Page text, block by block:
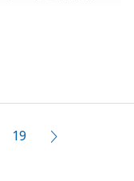
げます。
ますが、一つ一
て良かったと思い
お気軽にご相談
19